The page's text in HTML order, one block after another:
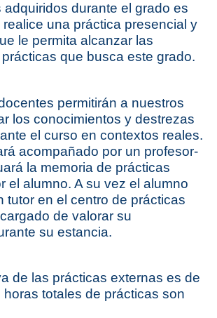
durante el grado es
una práctica presencial y
le permita alcanzar las
que busca este grado.
permitirán a nuestros
los conocimientos y destrezas
el curso en contextos reales.
acompañado por un profesor-
la memoria de prácticas
el alumno. A su vez el alumno
tutor en el centro de prácticas
de valorar su
su estancia.
de las prácticas externas es de
horas totales de prácticas son